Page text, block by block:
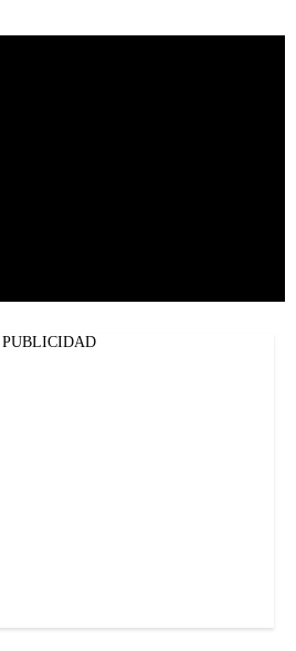
PUBLICIDAD